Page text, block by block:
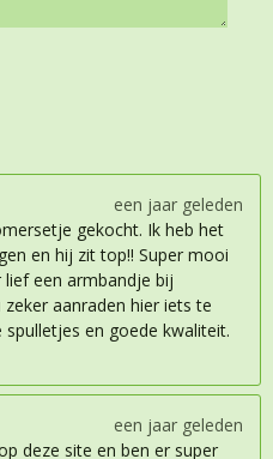
een jaar geleden
gekocht. Ik heb het
en hij zit top!! Super mooi
lief een armbandje bij
aanraden hier iets te
en goede kwaliteit.
een jaar geleden
deze site en ben er super